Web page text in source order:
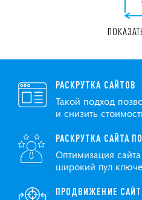
РАСКРУТКА САЙТОВ
Такой подход
и снизить
РАСКРУТКА САЙТА
Оптимизация
широкий пул
ПРОДВИЖЕНИЕ